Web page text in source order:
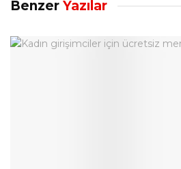
Benzer Yazılar